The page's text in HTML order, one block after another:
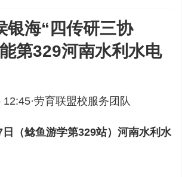
银海“四传研三协
第329河南水利水电
劳育联盟校服务团队
（鲶鱼游学第329站）河南水利水